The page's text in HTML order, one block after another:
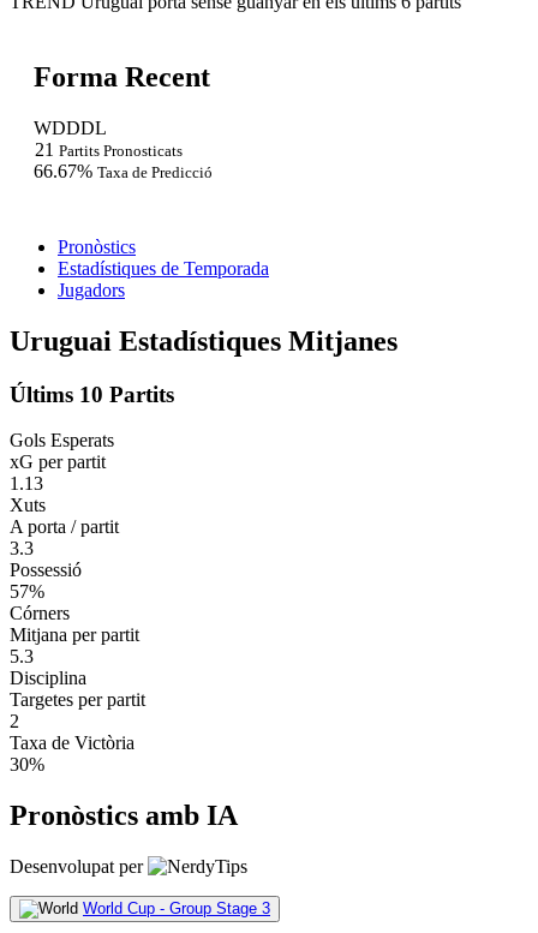
Forma Recent
WDDDL
21 Partits Pronosticats
66.67% Taxa de Predicció
Pronòstics
Estadístiques de Temporada
Jugadors
Uruguai Estadístiques Mitjanes
Últims 10 Partits
Gols Esperats
xG per partit
1.13
Xuts
A porta / partit
3.3
Possessió
57%
Córners
Mitjana per partit
5.3
Disciplina
Targetes per partit
2
Taxa de Victòria
30%
Pronòstics amb IA
Desenvolupat per
World Cup - Group Stage 3